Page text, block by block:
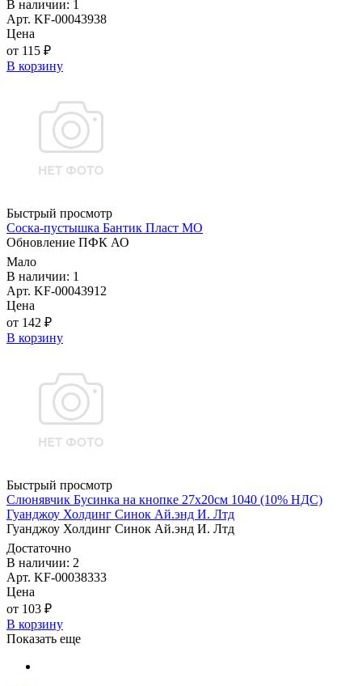
В наличии: 1
Арт. KF-00043938
Цена
от 115 ₽
В корзину
Быстрый просмотр
Соска-пустышка Бантик Пласт МО
Обновление ПФК АО
Мало
В наличии: 1
Арт. KF-00043912
Цена
от 142 ₽
В корзину
Быстрый просмотр
Слюнявчик Бусинка на кнопке 27х20см 1040 (10% НДС)
Гуанджоу Холдинг Синок Ай.энд И. Лтд
Гуанджоу Холдинг Синок Ай.энд И. Лтд
Достаточно
В наличии: 2
Арт. KF-00038333
Цена
от 103 ₽
В корзину
Показать еще